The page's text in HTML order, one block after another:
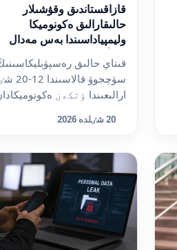
قازاقستاندىق وقۋشىلار
حالىقارالىق ەكونوميكا
وليمپياداسىندا بەس مەدال
قىتاي حالىق
سۋچجوۋ
ارالىعىندا ٶتكەن
20 شٸلدە 2026